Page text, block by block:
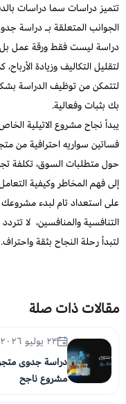
تتميز دراسات سما دراسات
الجوانب المتعلقة بـ دراسة
دراسة ليست فقط ورقة عمل
لتقليل التكاليف وزيادة
لتتمكن من توظيف الدراسة
بك بثبات وفعالية.
يبدأ نجاح مشروع الاتيلية
فساتين سواريه احترافية من
حول متطلبات السوق، تكلفة
إلى فهم المخاطر وكيفية
على استعداد تام لبدء
التنافسية والمنافسين، لا
لتبدأ رحلة النجاح بثقة واحتراف.
مقالات ذات صلة
٢٣ يوليو ٢٠٢٦
دراسة جدوى
مشروع ناجح